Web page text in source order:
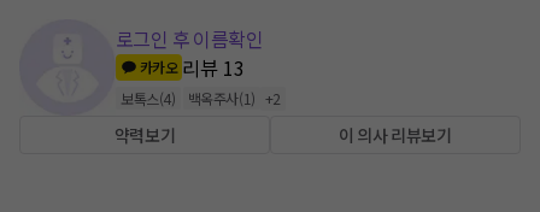
로그인 후 이름확인
카카오 리뷰 13
보톡스(4) 백옥주사(1) +2
약력보기 이 의사 리뷰보기